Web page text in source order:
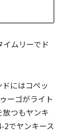
ムリーでド
にはコペッ
ーゴがライト
つもヤンキ
2でヤンキース